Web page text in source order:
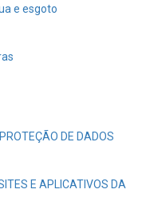
e esgoto
DE DADOS
E APLICATIVOS DA